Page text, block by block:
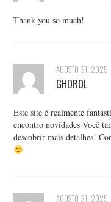
Thank you so much!
AGOSTO 31, 2025
GHDROL
Este site é realmente
encontro novidades Você
descobrir mais detalhes!
AGOSTO 31, 2025